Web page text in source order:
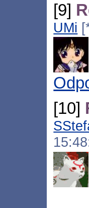
[9]
UMi
[10]